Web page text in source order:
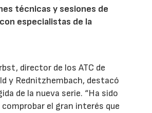
técnicas y sesiones de
especialistas de la
director de los ATC de
y Rednitzhembach, destacó
de la nueva serie. “Ha sido
el gran interés que